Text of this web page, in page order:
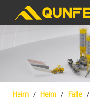
Heim / Heim / Fälle /